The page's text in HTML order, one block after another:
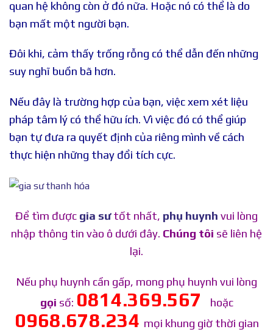
quan hệ không còn ở đó nữa. Hoặc nó có thể là do
bạn mất một người bạn.
Đôi khi, cảm thấy trống rỗng có thể dẫn đến những
suy nghĩ buồn bã hơn.
Nếu đây là trường hợp của bạn, việc xem xét liệu
pháp tâm lý có thể hữu ích. Vì việc đó có thể giúp
bạn tự đưa ra quyết định của riêng mình về cách
thực hiện những thay đổi tích cực.
Để tìm được gia sưtốt nhất, phụ huynh vui lòng
nhập thông tin vào ô dưới đây. Chúng tôi sẽ liên hệ
lại.
Nếu phụ huynh cần gấp, mong phụ huynh vui lòng
gọi số: 0814.369.567 hoặc
0968.678.234 mọi khung giờ thời gian